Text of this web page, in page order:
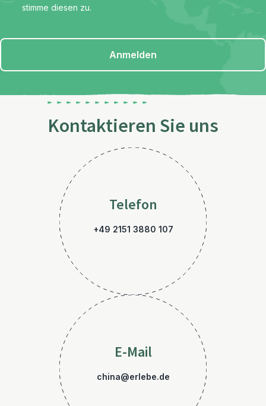
stimme diesen zu.
Anmelden
Kontaktieren Sie uns
Telefon
+49 2151 3880 107
E-Mail
china@erlebe.de